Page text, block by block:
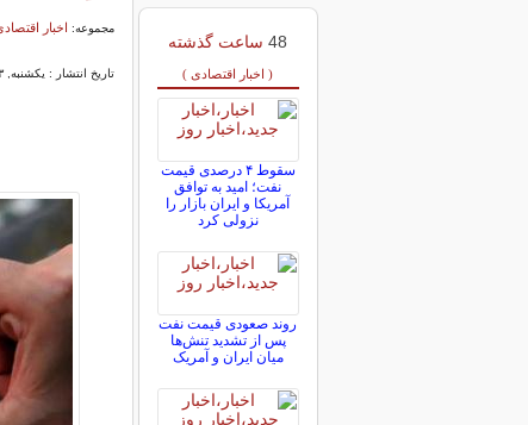
مجموعه: اخبار
تاریخ انتشار : یکشنبه, ۰۳ اسفند ۱۴۰۴ ۲۰:۱۰
48 ساعت گذشته
( اخبار اقتصادی )
سقوط ۴ درصدی قیمت
نفت؛ امید به توافق
آمریکا و ایران بازار را
نزولی کرد
روند صعودی قیمت نفت
پس از تشدید تنش‌ها
میان ایران و آمریک